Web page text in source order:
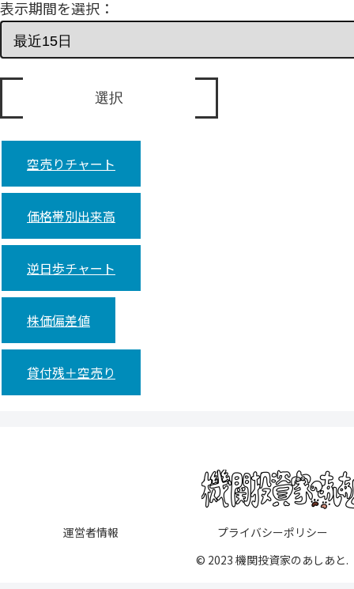
表示期間を選択：
空売りチャート
価格帯別出来高
逆日歩チャート
株価偏差値
貸付残＋空売り
運営者情報
プライバシーポリシー
© 2023 機関投資家のあしあと.